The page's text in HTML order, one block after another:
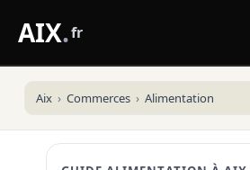
AIX.fr
Aix Commerces Alimentation